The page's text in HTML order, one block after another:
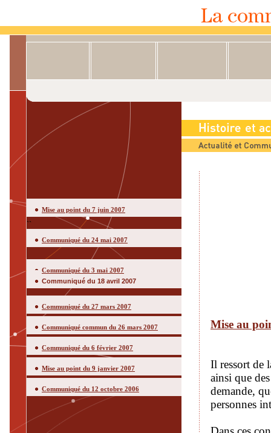
Mise au point du 7 juin 2007
``
Communiqué du 24 mai 2007
Communiqué du 3 mai 2007
Communiqué du 18 avril 2007
Communiqué du 27 mars 2007
Communiqué commun du 26 mars 2007
Communiqué du 6 février 2007
Mise au point du 9 janvier 2007
Communiqué du 12 octobre 2006
Mise au
Il ressort de
ainsi que
demande,
personnes